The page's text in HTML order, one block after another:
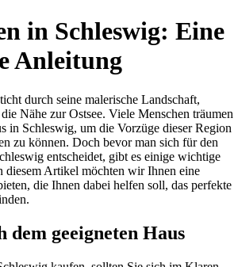
in Schleswig: Eine
Anleitung
durch seine malerische Landschaft,
Nähe zur Ostsee. Viele Menschen träumen
in Schleswig, um die Vorzüge dieser Region
zu können. Doch bevor man sich für den
entscheidet, gibt es einige wichtige
diesem Artikel möchten wir Ihnen eine
die Ihnen dabei helfen soll, das perfekte
dem geeigneten Haus